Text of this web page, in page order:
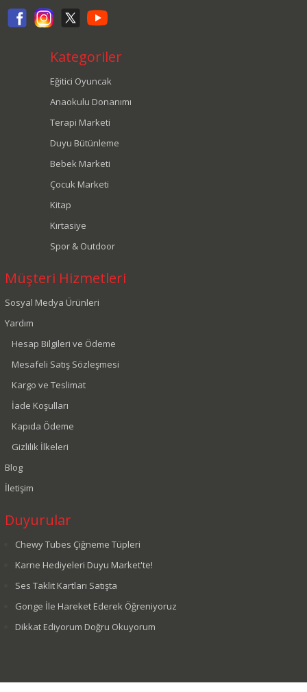
Kategoriler
Eğitici Oyuncak
Anaokulu Donanımı
Terapi Marketi
Duyu Bütünleme
Bebek Marketi
Çocuk Marketi
Kitap
Kırtasiye
Spor & Outdoor
Müşteri Hizmetleri
Sosyal Medya Ürünleri
Yardım
Hesap Bilgileri ve Ödeme
Mesafeli Satış Sözleşmesi
Kargo ve Teslimat
İade Koşulları
Kapıda Ödeme
Gizlilik İlkeleri
Blog
İletişim
Duyurular
Chewy Tubes Çiğneme Tüpleri
Karne Hediyeleri Duyu Market'te!
Ses Taklit Kartları Satışta
Gonge İle Hareket Ederek Öğreniyoruz
Dikkat Ediyorum Doğru Okuyorum